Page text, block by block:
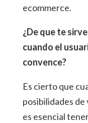
ecommerce.
¿De que te
cuando el
convence?
Es cierto que
posibilidades
es esencial